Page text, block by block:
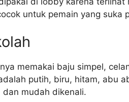
untuk pemain yang suka
memakai baju simpel,
putih, biru, hitam, abu
dan mudah dikenali.